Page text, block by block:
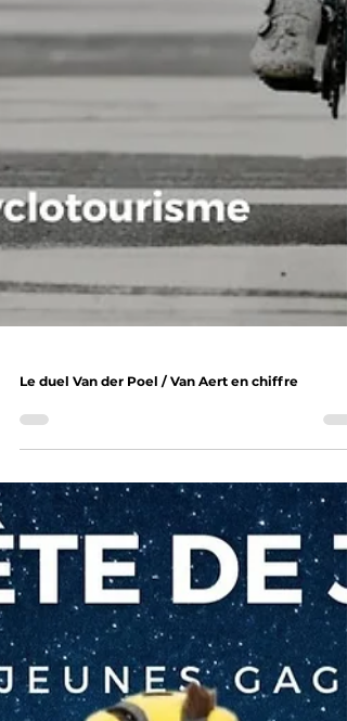
Le duel Van der Poel / Van Aert en chiffre